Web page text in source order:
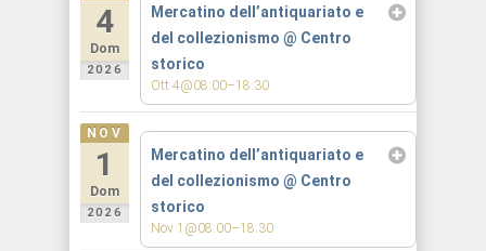
4
Dom
2026
Mercatino dell’antiquariato e
del collezionismo @ Centro
storico
Ott 4@08:00–18:30
NOV
1
Dom
2026
Mercatino dell’antiquariato e
del collezionismo @ Centro
storico
Nov 1@08:00–18:30